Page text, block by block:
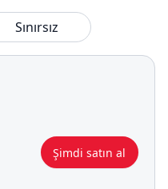
Sınırsız
Şimdi satın al